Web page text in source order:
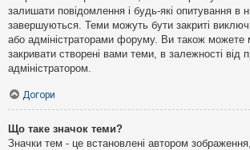
залишати повідомлення і будь-які опитування в
завершуються. Теми можуть бути закриті
або адміністраторами форуму. Ви також можете
закривати створені вами теми, в залежності від
адміністратором.
Догори
Що таке значок теми?
Значки тем - це встановлені автором зображення,